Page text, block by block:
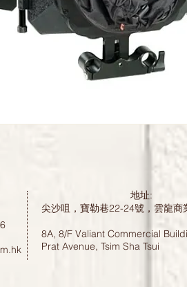
地址:
尖沙咀，寶勒巷22-24號，雲龍
8A, 8/F Valiant Commercial
Prat Avenue, Tsim Sha Tsui